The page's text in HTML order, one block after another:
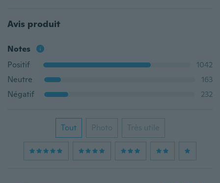
Avis produit
Notes
Positif
1042
Neutre
163
Négatif
232
Tout Photo Très utile